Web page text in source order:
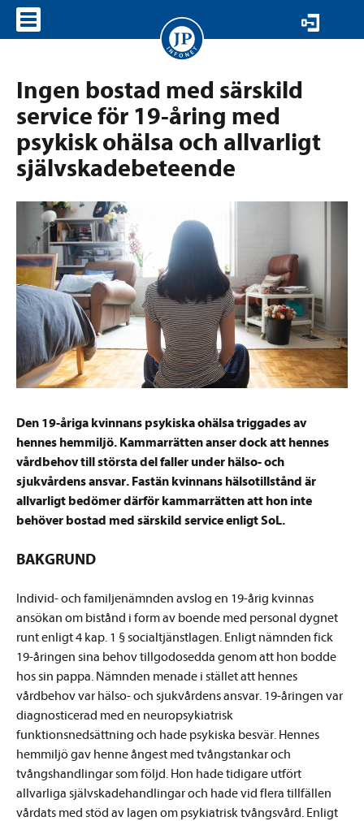
Ingen bostad med särskild
service för 19-åring med
psykisk ohälsa och allvarligt
självskadebeteende
Den 19-åriga kvinnans psykiska ohälsa triggades av
hennes hemmiljö. Kammarrätten anser dock att hennes
vårdbehov till största del faller under hälso- och
sjukvårdens ansvar. Fastän kvinnans hälsotillstånd är
allvarligt bedömer därför kammarrätten att hon inte
behöver bostad med särskild service enligt SoL.
BAKGRUND
Individ- och familjenämnden avslog en 19-årig kvinnas
ansökan om bistånd i form av boende med personal dygnet
runt enligt 4 kap. 1 § socialtjänstlagen. Enligt nämnden fick
19-åringen sina behov tillgodosedda genom att hon bodde
hos sin pappa. Nämnden menade i stället att hennes
vårdbehov var hälso- och sjukvårdens ansvar. 19-åringen var
diagnosticerad med en neuropsykiatrisk
funktionsnedsättning och hade psykiska besvär. Hennes
hemmiljö gav henne ångest med tvångstankar och
tvångshandlingar som följd. Hon hade tidigare utfört
allvarliga självskadehandlingar och hade vid flera tillfällen
vårdats med stöd av lagen om psykiatrisk tvångsvård. Enligt